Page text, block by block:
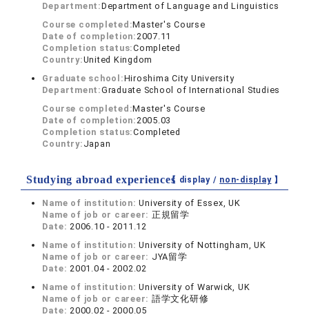
Department:Department of Language and Linguistics
Course completed:Master's Course
Date of completion:2007.11
Completion status:Completed
Country:United Kingdom
Graduate school:Hiroshima City University
Department:Graduate School of International Studies
Course completed:Master's Course
Date of completion:2005.03
Completion status:Completed
Country: Japan
Studying abroad experiences【 display / non-display】
Name of institution:University of Essex, UK
Name of job or career: 正規留学
Date:2006.10 - 2011.12
Name of institution:University of Nottingham, UK
Name of job or career: JYA留学
Date:2001.04 - 2002.02
Name of institution:University of Warwick, UK
Name of job or career: 語学文化研修
Date:2000.02 - 2000.05